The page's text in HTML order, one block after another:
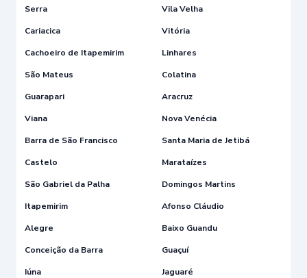
Serra
Vila Velha
Cariacica
Vitória
Cachoeiro de Itapemirim
Linhares
São Mateus
Colatina
Guarapari
Aracruz
Viana
Nova Venécia
Barra de São Francisco
Santa Maria de Jetibá
Castelo
Marataízes
São Gabriel da Palha
Domingos Martins
Itapemirim
Afonso Cláudio
Alegre
Baixo Guandu
Conceição da Barra
Guaçuí
Iúna
Jaguaré